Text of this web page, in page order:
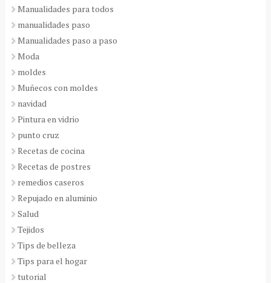
Manualidades para todos
manualidades paso
Manualidades paso a paso
Moda
moldes
Muñecos con moldes
navidad
Pintura en vidrio
punto cruz
Recetas de cocina
Recetas de postres
remedios caseros
Repujado en aluminio
Salud
Tejidos
Tips de belleza
Tips para el hogar
tutorial